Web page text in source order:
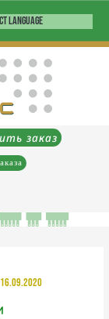
заказ
16.09.2020